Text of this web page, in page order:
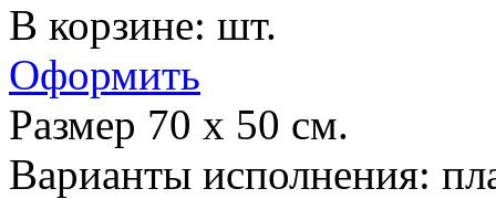
В корзине: шт.
Оформить
Размер 70 х 50 см.
Варианты исполнения: